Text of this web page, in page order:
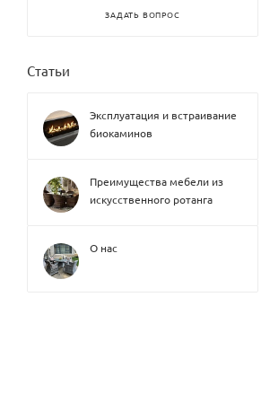
ЗАДАТЬ ВОПРОС
Статьи
Эксплуатация и встраивание
биокаминов
Преимущества мебели из
искусственного ротанга
О нас